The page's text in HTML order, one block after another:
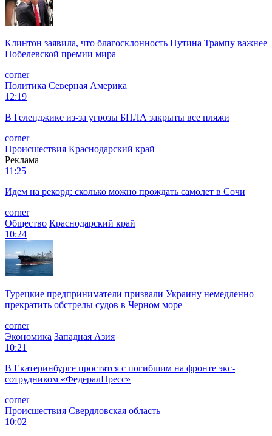
Клинтон заявила, что благосклонность Путина Трампу важнее
Нобелевской премии мира
corner
Политика Северная Америка
12:19
В Геленджике из-за угрозы БПЛА закрыты все пляжи
corner
Происшествия Краснодарский край
Реклама
11:25
Идем на рекорд: сколько можно прождать самолет в Сочи
corner
Общество Краснодарский край
10:24
Турецкие предприниматели призвали Украину немедленно
прекратить обстрелы судов в Черном море
corner
Экономика Западная Азия
10:21
В Екатеринбурге простятся с погибшим на фронте экс-
сотрудником «ФедералПресс»
corner
Происшествия Свердловская область
10:02